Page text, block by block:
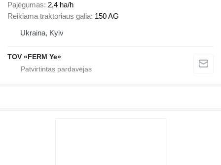
Pajėgumas 2,4 ha/h
Reikiama traktoriaus galia 150 AG
Ukraina, Kyiv
TOV «FERM Ye»